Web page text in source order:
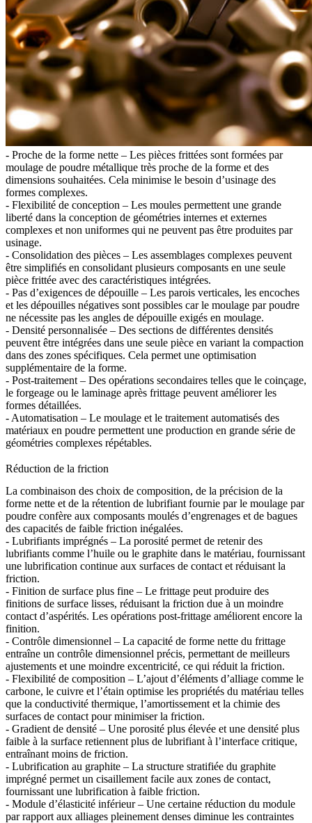
- Proche de la forme nette – Les pièces frittées sont formées par
moulage de poudre métallique très proche de la forme et des
dimensions souhaitées. Cela minimise le besoin d’usinage des
formes complexes.
- Flexibilité de conception – Les moules permettent une grande
liberté dans la conception de géométries internes et externes
complexes et non uniformes qui ne peuvent pas être produites par
usinage.
- Consolidation des pièces – Les assemblages complexes peuvent
être simplifiés en consolidant plusieurs composants en une seule
pièce frittée avec des caractéristiques intégrées.
- Pas d’exigences de dépouille – Les parois verticales, les encoches
et les dépouilles négatives sont possibles car le moulage par poudre
ne nécessite pas les angles de dépouille exigés en moulage.
- Densité personnalisée – Des sections de différentes densités
peuvent être intégrées dans une seule pièce en variant la compaction
dans des zones spécifiques. Cela permet une optimisation
supplémentaire de la forme.
- Post-traitement – Des opérations secondaires telles que le coinçage,
le forgeage ou le laminage après frittage peuvent améliorer les
formes détaillées.
- Automatisation – Le moulage et le traitement automatisés des
matériaux en poudre permettent une production en grande série de
géométries complexes répétables.
Réduction de la friction
La combinaison des choix de composition, de la précision de la
forme nette et de la rétention de lubrifiant fournie par le moulage par
poudre confère aux composants moulés d’engrenages et de bagues
des capacités de faible friction inégalées.
- Lubrifiants imprégnés – La porosité permet de retenir des
lubrifiants comme l’huile ou le graphite dans le matériau, fournissant
une lubrification continue aux surfaces de contact et réduisant la
friction.
- Finition de surface plus fine – Le frittage peut produire des
finitions de surface lisses, réduisant la friction due à un moindre
contact d’aspérités. Les opérations post-frittage améliorent encore la
finition.
- Contrôle dimensionnel – La capacité de forme nette du frittage
entraîne un contrôle dimensionnel précis, permettant de meilleurs
ajustements et une moindre excentricité, ce qui réduit la friction.
- Flexibilité de composition – L’ajout d’éléments d’alliage comme le
carbone, le cuivre et l’étain optimise les propriétés du matériau telles
que la conductivité thermique, l’amortissement et la chimie des
surfaces de contact pour minimiser la friction.
- Gradient de densité – Une porosité plus élevée et une densité plus
faible à la surface retiennent plus de lubrifiant à l’interface critique,
entraînant moins de friction.
- Lubrification au graphite – La structure stratifiée du graphite
imprégné permet un cisaillement facile aux zones de contact,
fournissant une lubrification à faible friction.
- Module d’élasticité inférieur – Une certaine réduction du module
par rapport aux alliages pleinement denses diminue les contraintes